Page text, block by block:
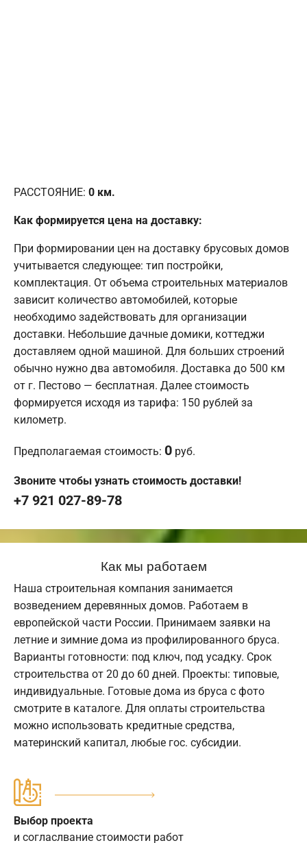
РАССТОЯНИЕ: 0 км.
Как формируется цена на доставку:
При формировании цен на доставку брусовых домов
учитывается следующее: тип постройки,
комплектация. От объема строительных материалов
зависит количество автомобилей, которые
необходимо задействовать для организации
доставки. Небольшие дачные домики, коттеджи
доставляем одной машиной. Для больших строений
обычно нужно два автомобиля. Доставка до 500 км
от г. Пестово — бесплатная. Далее стоимость
формируется исходя из тарифа: 150 рублей за
километр.
Предполагаемая стоимость: 0 руб.
Звоните чтобы узнать стоимость доставки!
+7 921 027-89-78
Как мы работаем
Наша строительная компания занимается
возведением деревянных домов. Работаем в
европейской части России. Принимаем заявки на
летние и зимние дома из профилированного бруса.
Варианты готовности: под ключ, под усадку. Срок
строительства от 20 до 60 дней. Проекты: типовые,
индивидуальные. Готовые дома из бруса с фото
смотрите в каталоге. Для оплаты строительства
можно использовать кредитные средства,
материнский капитал, любые гос. субсидии.
Выбор проекта
и согласлвание стоимости работ